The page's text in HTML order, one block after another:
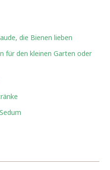
die Bienen lieben
für den kleinen Garten oder